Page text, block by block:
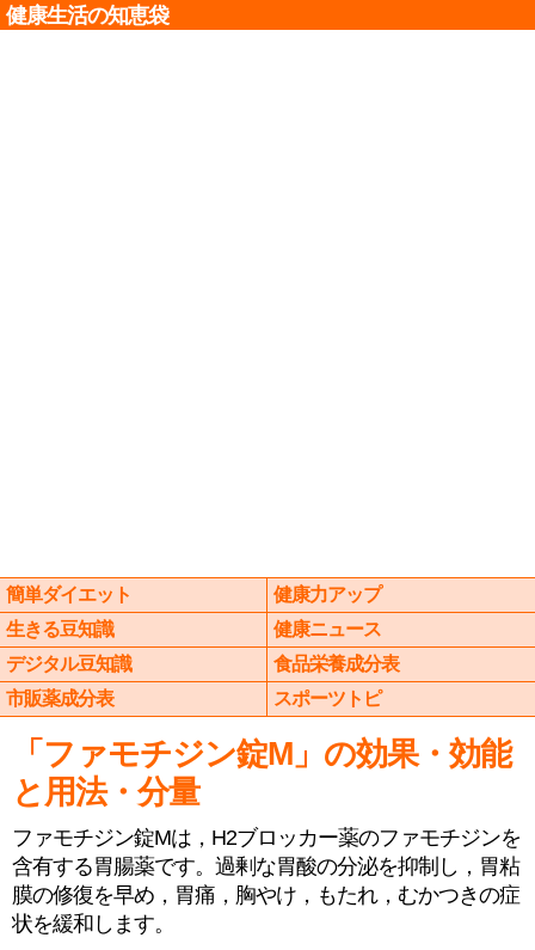
健康生活の知恵袋
簡単ダイエット
健康力アップ
生きる豆知識
健康ニュース
デジタル豆知識
食品栄養成分表
市販薬成分表
スポーツトピ
「ファモチジン錠M」の効果・効能
と用法・分量
ファモチジン錠Mは，H2ブロッカー薬のファモチジンを
含有する胃腸薬です。過剰な胃酸の分泌を抑制し，胃粘
膜の修復を早め，胃痛，胸やけ，もたれ，むかつきの症
状を緩和します。